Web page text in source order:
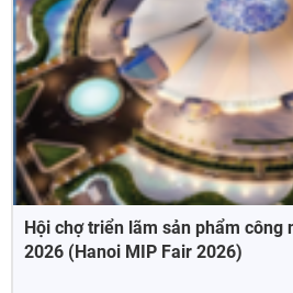
Hội chợ triển lãm sản phẩm công
2026 (Hanoi MIP Fair 2026)